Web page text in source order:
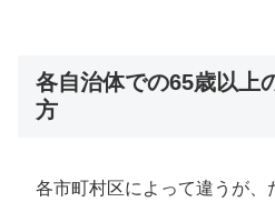
各自治体での65歳以上
方
各市町村区によって違うが、